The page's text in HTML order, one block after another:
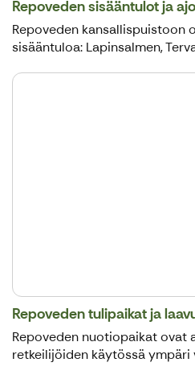
Repoveden sisääntulot ja
Repoveden kansallispuistoon
sisääntuloa: Lapinsalmen,
Repoveden tulipaikat ja
Repoveden nuotiopaikat ovat
retkeilijöiden käytössä ympäri